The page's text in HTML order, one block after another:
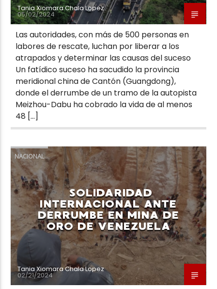
Tania Xiomara Chala Lopez
05/02/2024
Las autoridades, con más de 500 personas en
labores de rescate, luchan por liberar a los
atrapados y determinar las causas del suceso
Un fatídico suceso ha sacudido la provincia
meridional china de Cantón (Guangdong),
donde el derrumbe de un tramo de la autopista
Meizhou-Dabu ha cobrado la vida de al menos
48 […]
NACIONAL
SOLIDARIDAD
INTERNACIONAL ANTE
DERRUMBE EN MINA DE
ORO DE VENEZUELA
Tania Xiomara Chala Lopez
02/21/2024